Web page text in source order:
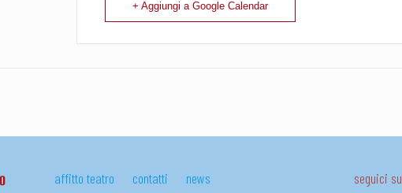
+ Aggiungi a Google Calendar
affitto teatro contatti news seguici